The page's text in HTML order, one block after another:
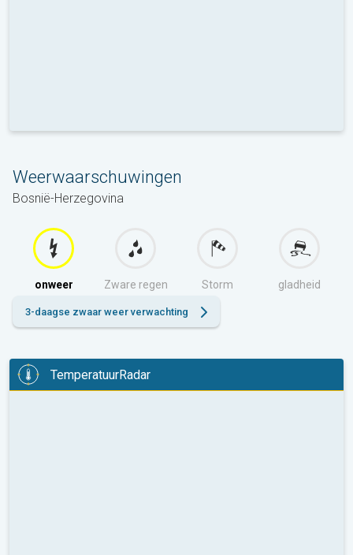
Weerwaarschuwingen
Bosnië-Herzegovina
onweer Zware regen Storm gladheid
3-daagse zwaar weer verwachting
TemperatuurRadar